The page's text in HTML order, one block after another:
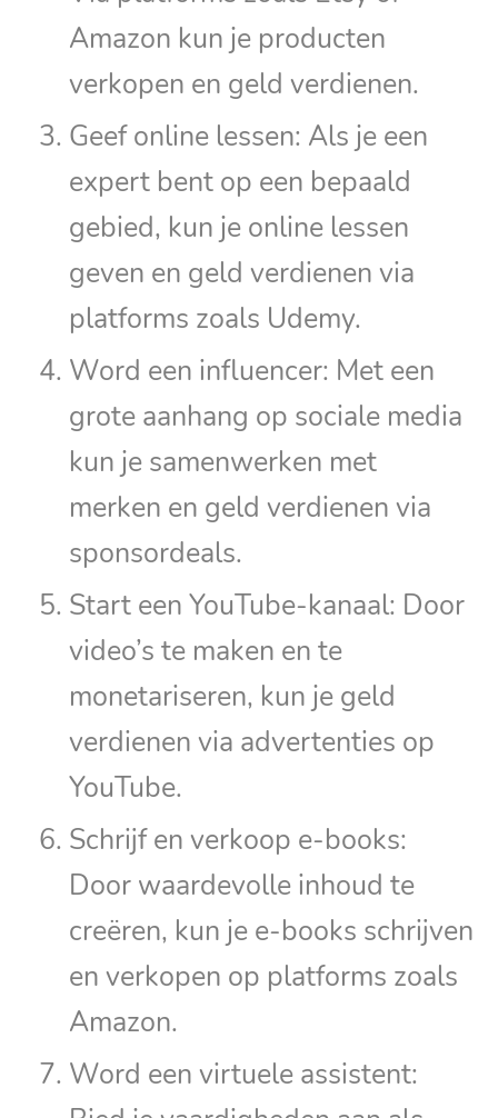
Amazon kun je producten
verkopen en geld verdienen.
Geef online lessen: Als je een
expert bent op een bepaald
gebied, kun je online lessen
geven en geld verdienen via
platforms zoals Udemy.
Word een influencer: Met een
grote aanhang op sociale media
kun je samenwerken met
merken en geld verdienen via
sponsordeals.
Start een YouTube-kanaal: Door
video’s te maken en te
monetariseren, kun je geld
verdienen via advertenties op
YouTube.
Schrijf en verkoop e-books:
Door waardevolle inhoud te
creëren, kun je e-books schrijven
en verkopen op platforms zoals
Amazon.
Word een virtuele assistent: